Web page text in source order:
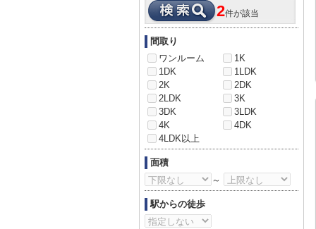
2件が該当
間取り
ワンルーム
1K
1DK
1LDK
2K
2DK
2LDK
3K
3DK
3LDK
4K
4DK
4LDK以上
面積
～
駅からの徒歩